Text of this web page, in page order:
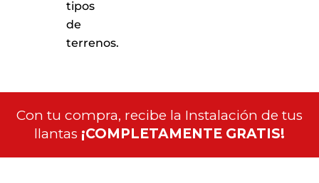
tipos
de
terrenos.
Con tu compra, recibe la Instalación de tus
llantas ¡COMPLETAMENTE GRATIS!